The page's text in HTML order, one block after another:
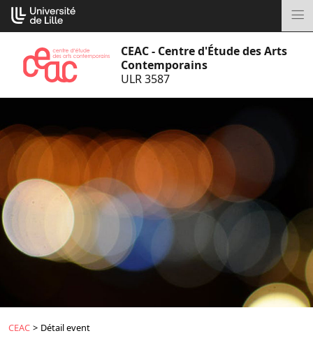
Aller
au
CEAC - Centre d'Étude des Arts
Contemporains
ULR 3587
CEAC > Détail event
Cookies management panel